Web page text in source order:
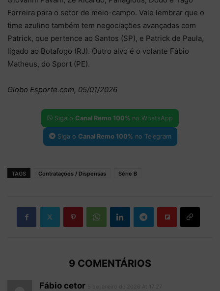
Ferreira para o setor de meio-campo. Vale lembrar que o
time azulino também tem negociações avançadas com
Patrick, que pertence ao Santos (SP), e Patrick de Paula,
ligado ao Botafogo (RJ). Outro alvo é o volante Fábio
Matheus, do Sport (PE).
Globo Esporte.com, 05/01/2026
Siga o Canal Remo 100% no WhatsApp
Siga o Canal Remo 100% no Telegram
TAGS Contratações / Dispensas Série B
9 COMENTÁRIOS
Fábio cetor